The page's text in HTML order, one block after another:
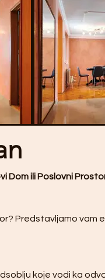
Dom ili Poslovni
Predstavljamo vam
koje vodi ka